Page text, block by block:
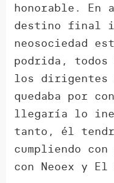
honorable. En
destino final
neosociedad
podrida,
los dirigentes
quedaba por
llegaría lo
tanto, él
cumpliendo
con Neoex y El